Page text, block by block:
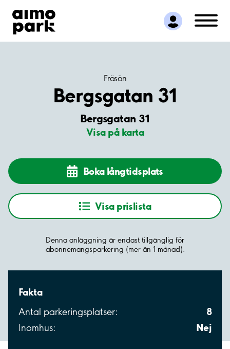
Hitta parkering
Samarbete
Kundservice
Frösön
Bergsgatan 31
Bergsgatan 31
Visa på karta
Boka långtidsplats
Visa prislista
Denna anläggning är endast tillgänglig för
abonnemangsparkering (mer än 1 månad).
Fakta
Antal parkeringsplatser: 8
Inomhus: Nej